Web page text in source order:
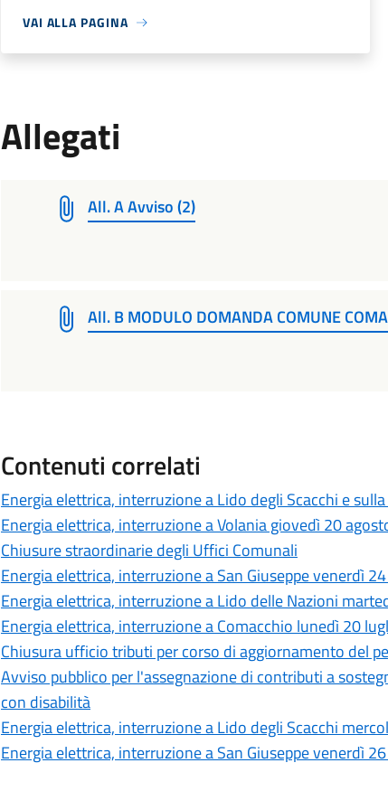
VAI ALLA PAGINA
Allegati
All. A Avviso (2)
All. B MODULO DOMANDA COMUNE
Contenuti correlati
Energia elettrica, interruzione a Lido degli Scacchi e
Energia elettrica, interruzione a Volania giovedì 20
Chiusure straordinarie degli Uffici Comunali
Energia elettrica, interruzione a San Giuseppe venerdì
Energia elettrica, interruzione a Lido delle Nazioni
Energia elettrica, interruzione a Comacchio lunedì 20
Chiusura ufficio tributi per corso di aggiornamento del
Avviso pubblico per l'assegnazione di contributi a
con disabilità
Energia elettrica, interruzione a Lido degli Scacchi
Energia elettrica, interruzione a San Giuseppe venerdì